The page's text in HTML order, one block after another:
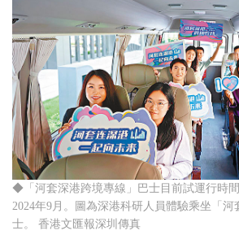
◆「河套深港跨境專線」巴士目前試運行時
2024年9月。圖為深港科研人員體驗乘坐「河
士。 香港文匯報深圳傳真